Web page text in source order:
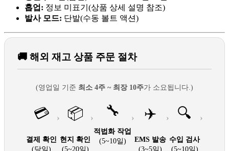
홉업: 정보 미표기(상품 상세 설명 참조)
발사 모드: 단발(수동 볼트 액션)
🚚 해외 재고 상품 주문 절차
(영업일 기준 최소 4주 ~ 최장 10주가 소요됩니다.)
💳
결제 확인
(당일)
› 📦
현지 확인
(5~20일)
› 🔧
적법화 작업
(5~10일)
› ✈️
EMS 발송
(3~5일)
› 🔍
수입 검사
(5~10일)
›